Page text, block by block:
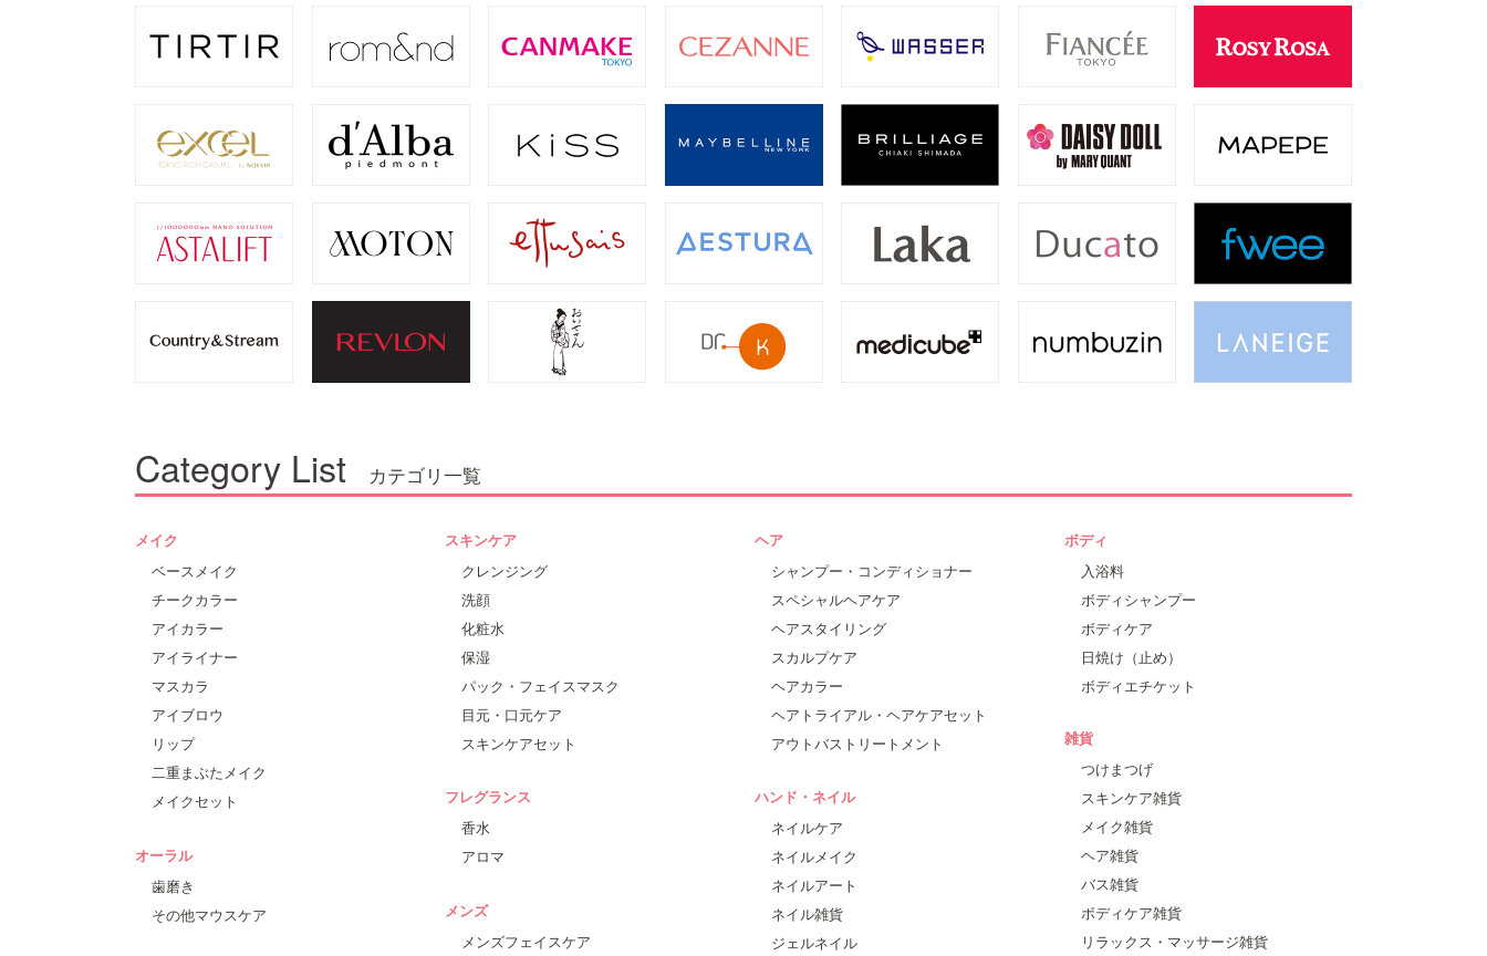
Category List カテゴリ一覧
スキンケア
クレンジング
洗顔
化粧水
保湿
パック・フェイスマスク
目元・口元ケア
スキンケアセット
ヘア
シャンプー・コンディショナー
スペシャルヘアケア
ヘアスタイリング
スカルプケア
ヘアカラー
ヘアトライアル・ヘアケアセット
アウトバストリートメント
ボディ
入浴料
ボディシャンプー
ボディケア
日焼け（止め）
ボディエチケット
メイク
ベースメイク
チークカラー
アイカラー
アイライナー
マスカラ
アイブロウ
リップ
二重まぶたメイク
メイクセット
フレグランス
香水
アロマ
ハンド・ネイル
ネイルケア
ネイルメイク
ネイルアート
ネイル雑貨
ジェルネイル
雑貨
つけまつげ
スキンケア雑貨
メイク雑貨
ヘア雑貨
バス雑貨
ボディケア雑貨
リラックス・マッサージ雑貨
オーラル
歯磨き
その他マウスケア
メンズ
メンズフェイスケア